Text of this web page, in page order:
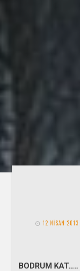
12 NISAN 2013
BODRUM KAT…..